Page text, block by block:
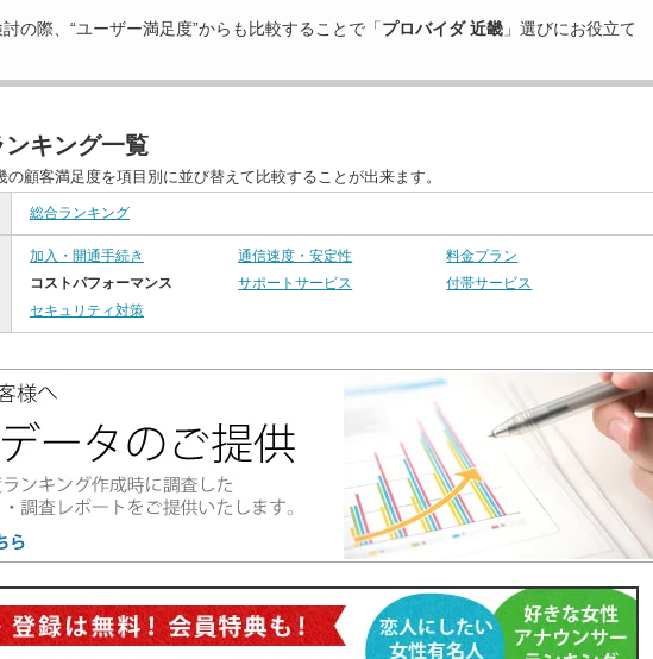
の際、“ユーザー満足度”からも比較することで「プロバイダ 近畿 」選びにお役立て
キング一覧
の顧客満足度を項目別に並び替えて比較することが出来ます。
総合ランキング
加入・開通手続き 通信速度・安定性
料金プラン
コストパフォーマンス
サポートサービス
付帯サービス
セキュリティ対策